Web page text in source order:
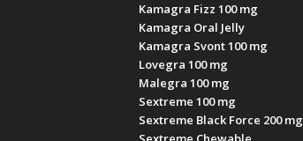
Kamagra Fizz 100 mg
Kamagra Oral Jelly
Kamagra Svont 100 mg
Lovegra 100 mg
Malegra 100 mg
Sextreme 100 mg
Sextreme Black Force 200 mg